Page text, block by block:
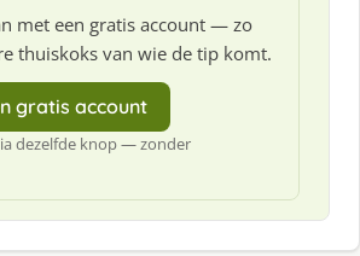
met een gratis account — zo
thuiskoks van wie de tip komt.
gratis account
dezelfde knop — zonder